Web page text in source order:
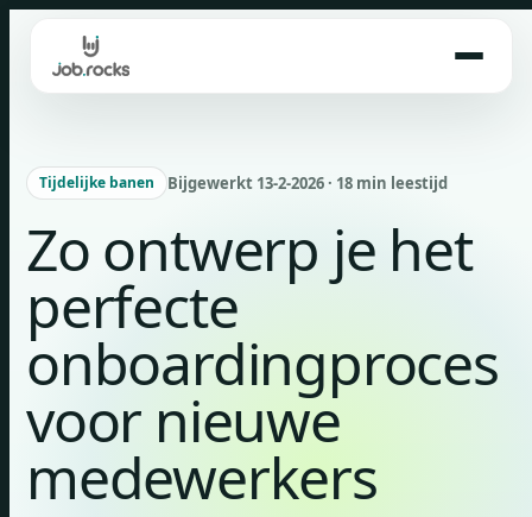
content
Tijdelijke banen Bijgewerkt 13-2-2026 · 18 min leestijd
Zo ontwerp je het
perfecte
onboardingproces
voor nieuwe
medewerkers